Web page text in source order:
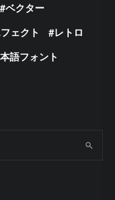
ベクター
ェクト
レトロ
語フォント